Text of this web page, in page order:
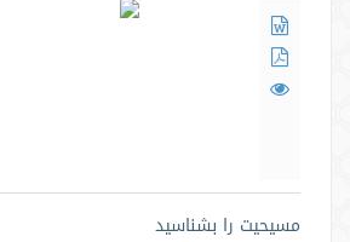
مسیحیت را بشناسید